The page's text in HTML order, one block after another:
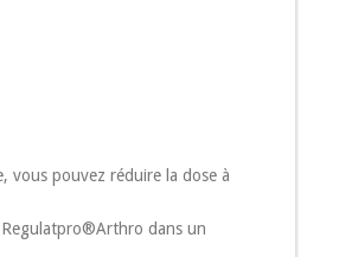
vous pouvez réduire la dose à
Regulatpro®Arthro dans un